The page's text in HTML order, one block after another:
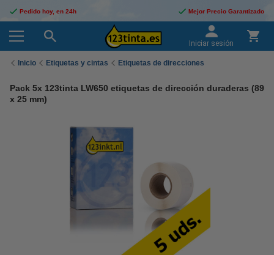
Pedido hoy, en 24h Mejor Precio Garantizado
Iniciar sesión
Inicio Etiquetas y cintas Etiquetas de direcciones
Pack 5x 123tinta LW650 etiquetas de dirección duraderas (89
x 25 mm)